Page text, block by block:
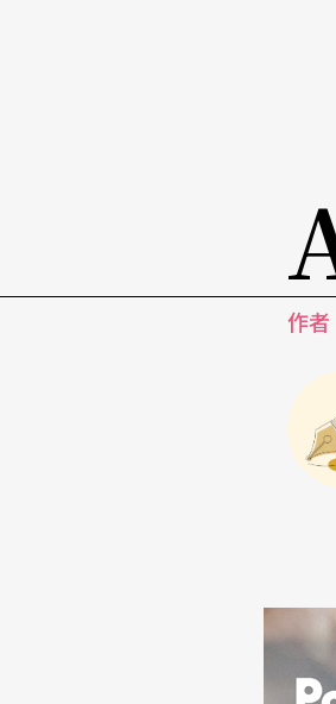
我們還要小，平常甚至
如此脫離陸地束縛的解
時候，沒有國家的感覺
向有別罷了，而這樣的
作者